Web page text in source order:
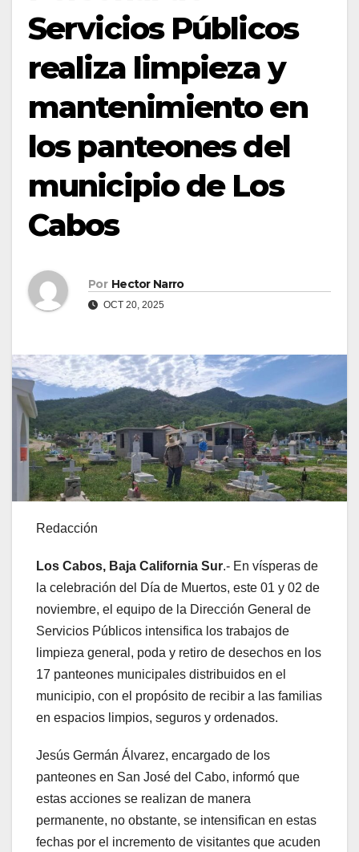
Servicios Públicos
realiza limpieza y
mantenimiento en
los panteones del
municipio de Los
Cabos
Por Hector Narro
OCT 20, 2025
Redacción
Los Cabos, Baja California Sur.- En vísperas de
la celebración del Día de Muertos, este 01 y 02 de
noviembre, el equipo de la Dirección General de
Servicios Públicos intensifica los trabajos de
limpieza general, poda y retiro de desechos en los
17 panteones municipales distribuidos en el
municipio, con el propósito de recibir a las familias
en espacios limpios, seguros y ordenados.
Jesús Germán Álvarez, encargado de los
panteones en San José del Cabo, informó que
estas acciones se realizan de manera
permanente, no obstante, se intensifican en estas
fechas por el incremento de visitantes que acuden